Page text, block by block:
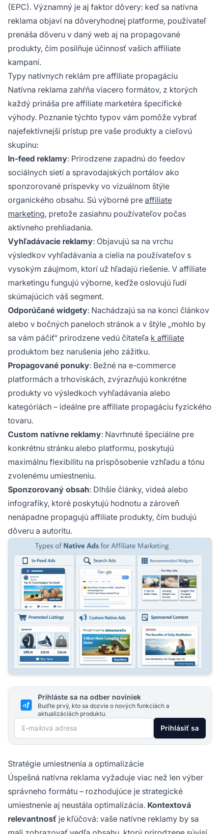
(EPC). Významný je aj faktor dôvery: keď sa natívna
reklama objaví na dôveryhodnej platforme, používateľ
prenáša dôveru v daný web aj na propagované
produkty, čím posilňuje účinnosť vašich affiliate
kampaní.
Typy natívnych reklám pre affiliate propagáciu
Natívna reklama zahŕňa viacero formátov, z ktorých
každý prináša pre affiliate marketéra špecifické
výhody. Poznanie týchto typov vám pomôže vybrať
najefektívnejší prístup pre vaše produkty a cieľovú
skupinu:
In-feed reklamy: Prirodzene zapadnú do feedov
sociálnych sietí a spravodajských portálov ako
sponzorované príspevky vo vizuálnom štýle
organického obsahu. Sú výborné pre affiliate
marketing, pretože zasiahnu používateľov počas
aktívneho prehliadania.
Vyhľadávacie reklamy: Objavujú sa na vrchu
výsledkov vyhľadávania a cielia na používateľov s
vysokým záujmom, ktorí už hľadajú riešenie. V affiliate
marketingu fungujú výborne, keďže oslovujú ľudí
skúmajúcich váš segment.
Odporúčané widgety: Nachádzajú sa na konci článkov
alebo v bočných paneloch stránok a v štýle „mohlo by
sa vám páčiť“ prirodzene vedú čitateľa k affiliate
produktom bez narušenia jeho zážitku.
Propagované ponuky: Bežné na e-commerce
platformách a trhoviskách, zvýrazňujú konkrétne
produkty vo výsledkoch vyhľadávania alebo
kategóriách – ideálne pre affiliate propagáciu fyzického
tovaru.
Custom natívne reklamy: Navrhnuté špeciálne pre
konkrétnu stránku alebo platformu, poskytujú
maximálnu flexibilitu na prispôsobenie vzhľadu a tónu
zvolenému umiestneniu.
Sponzorovaný obsah: Dlhšie články, videá alebo
infografiky, ktoré poskytujú hodnotu a zároveň
nenápadne propagujú affiliate produkty, čím budujú
dôveru a autoritu.
Prihláste sa na odber noviniek
Buďte prvý, kto sa dozvie o nových funkciách a
aktualizáciách produktu.
E-mailová adresa Prihlásiť sa
Stratégie umiestnenia a optimalizácie
Úspešná natívna reklama vyžaduje viac než len výber
správneho formátu – rozhodujúce je strategické
umiestnenie aj neustála optimalizácia. Kontextová
relevantnosť je kľúčová: vaše natívne reklamy by sa